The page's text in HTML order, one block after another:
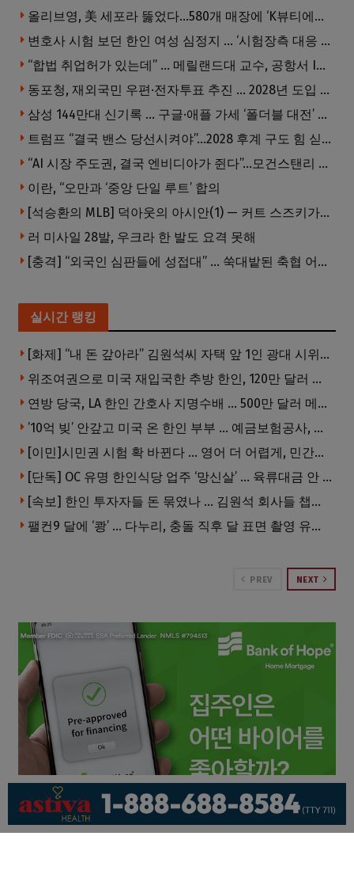
올리브영, 美 세포라 뚫었다…580개 매장에 ‘K뷰티에딧’ 론칭
변호사 시험 보던 한인 여성 심정지 … ‘시험장측 대응 부적절’ 소송
“합법 취업허가 있는데” … 메릴랜드대 교수, 공항서 ICE에 체포, 구금 중
동포청, 재외국민 우편·전자투표 추진 … 2028년 도입 목표
삼성 144만대 신기록 … 구글·애플 가세 ‘폴더블 대전’ 열린다
트럼프 “결국 밴스 당선시켜야”…2028 후계 구도 힘 싣나
“AI 시장 주도권, 결국 엔비디아가 쥔다”…모건스탠리 장담
이란, “오만과 ‘중앙 단일 루트’ 합의
[석승환의 MLB] 덕아웃의 아시안(1) — 커트 스즈키가 우리에게 묻는 것
러 미사일 28발, 우크라 한 발도 요격 못해
[충격] “외국인 심판들에 성접대” … 쑥대밭된 축협 어디까지 추락하나
실시간 랭킹
[화제] “내 돈 갚아라” 김원석씨 자택 앞 1인 광대 시위 … 한인 투자사, “108만 달러 못받아”
위조여권으로 미국 재입국한 추방 한인, 120만 달러 은행 사기 행각
연방 당국, LA 한인 간호사 지명수배 … 500만 달러 메디캐어 사기, 선고 직전 한국 도주
’10억 빚’ 안갚고 미국 온 한인 부부 … 예금보험공사, 미국서 소송
[이민]시민권 시험 확 바뀐다 … 영어 더 어렵게, 민간시험 도입 추진
[단독] OC 유명 한인식당 업주 ‘망신살’ … 육류대금 안 갚자 식당서 공개추심
[속보] 한인 투자자들 돈 묶였나 … 김원석 회사들 챕터7 강제파산·자진파산 잇따라 신청
팰컨9 달에 ‘쾅’ … 다누리, 충돌 직후 달 표면 촬영 유일 탐사선
PREV NEXT